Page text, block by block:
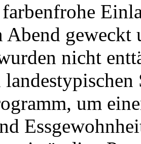
Abend geweckt
nicht
um